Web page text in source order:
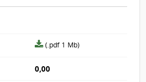
archivo
(.pdf 1 Mb)
0,00